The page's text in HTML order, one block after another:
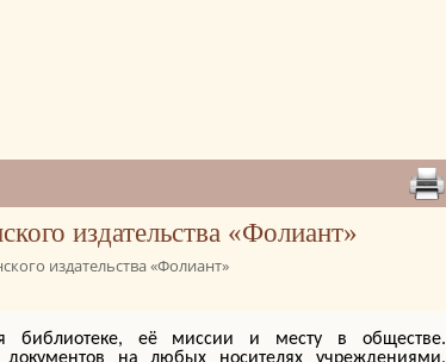
издательства «Фолиант»
издательства «Фолиант»
её миссии и месту в обществе.